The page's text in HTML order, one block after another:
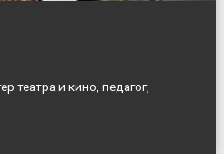
театра и кино, педагог,